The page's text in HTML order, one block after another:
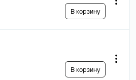
В корзину
В корзину